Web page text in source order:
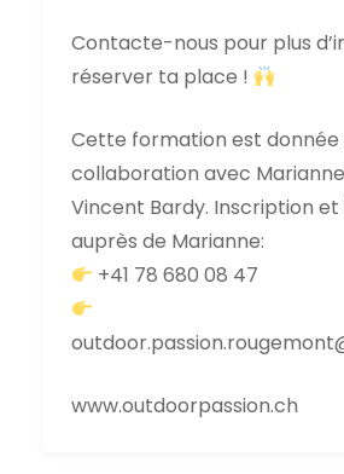
Contacte-nous pour plus
réserver ta place !
Cette formation est donnée
collaboration avec
Vincent Bardy. Inscription
auprès de Marianne:
+41 78 680 08 47
www.outdoorpassion.ch